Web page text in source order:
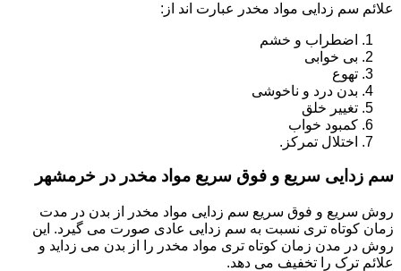
علائم سم زدایی مواد مخدر عبارت اند از:
اضطراب و خشم
بی خوابی
تهوع
بدن درد و ناخوشی
تغییر خلق
کمبود خواب
اختلال تمرکز.
سم زدایی سریع و فوق سریع مواد مخدر در خرمشهر
روش سریع و فوق سریع سم زدایی مواد مخدر از بدن در مدت
زمان کوتاه تری نسبت به سم زدایی عادی صورت می گیرد. این
روش در مدن زمان کوتاه تری مواد مخدر را از بدن می زداید و
علائم ترک را تخفیف می دهد.